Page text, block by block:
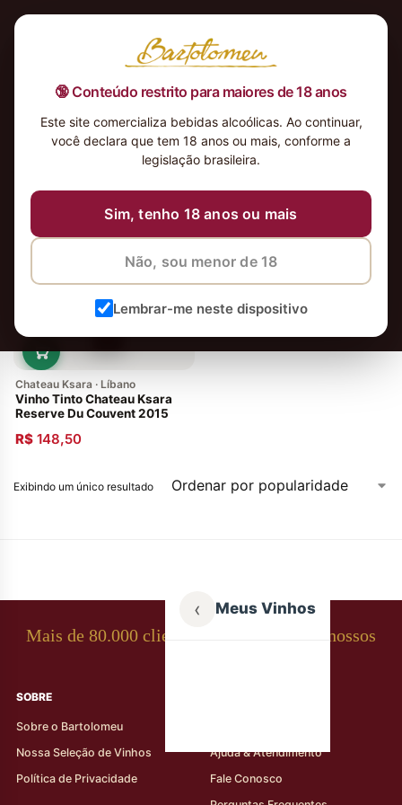
🔞 Conteúdo restrito para maiores de 18 anos
Este site comercializa bebidas alcoólicas. Ao continuar,
você declara que tem 18 anos ou mais, conforme a
legislação brasileira.
Sim, tenho 18 anos ou mais
Não, sou menor de 18
Lembrar-me neste dispositivo
Chateau Ksara · Líbano
Vinho Tinto Chateau Ksara
Reserve Du Couvent 2015
R$ 148,50
Exibindo um único resultado
‹ Meus Vinhos
Mais de 80.000 clientes apaixonados por nossos
SOBRE
Sobre o Bartolomeu
Nossa Seleção de Vinhos
Política de Privacidade
Ajuda & Atendimento
Fale Conosco